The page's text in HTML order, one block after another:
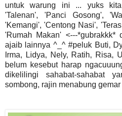
untuk warung ini ... yuks
'Talenan', 'Panci Gosong',
'Kemangi', 'Centong Nasi',
'Rumah Makan' <---
ajaib lainnya ^_^ #peluk Buti,
Irma, Lidya, Nely, Ratih, Risa,
belum kesebut harap
dikelilingi sahabat-sahabat
sombong, rajin menabung